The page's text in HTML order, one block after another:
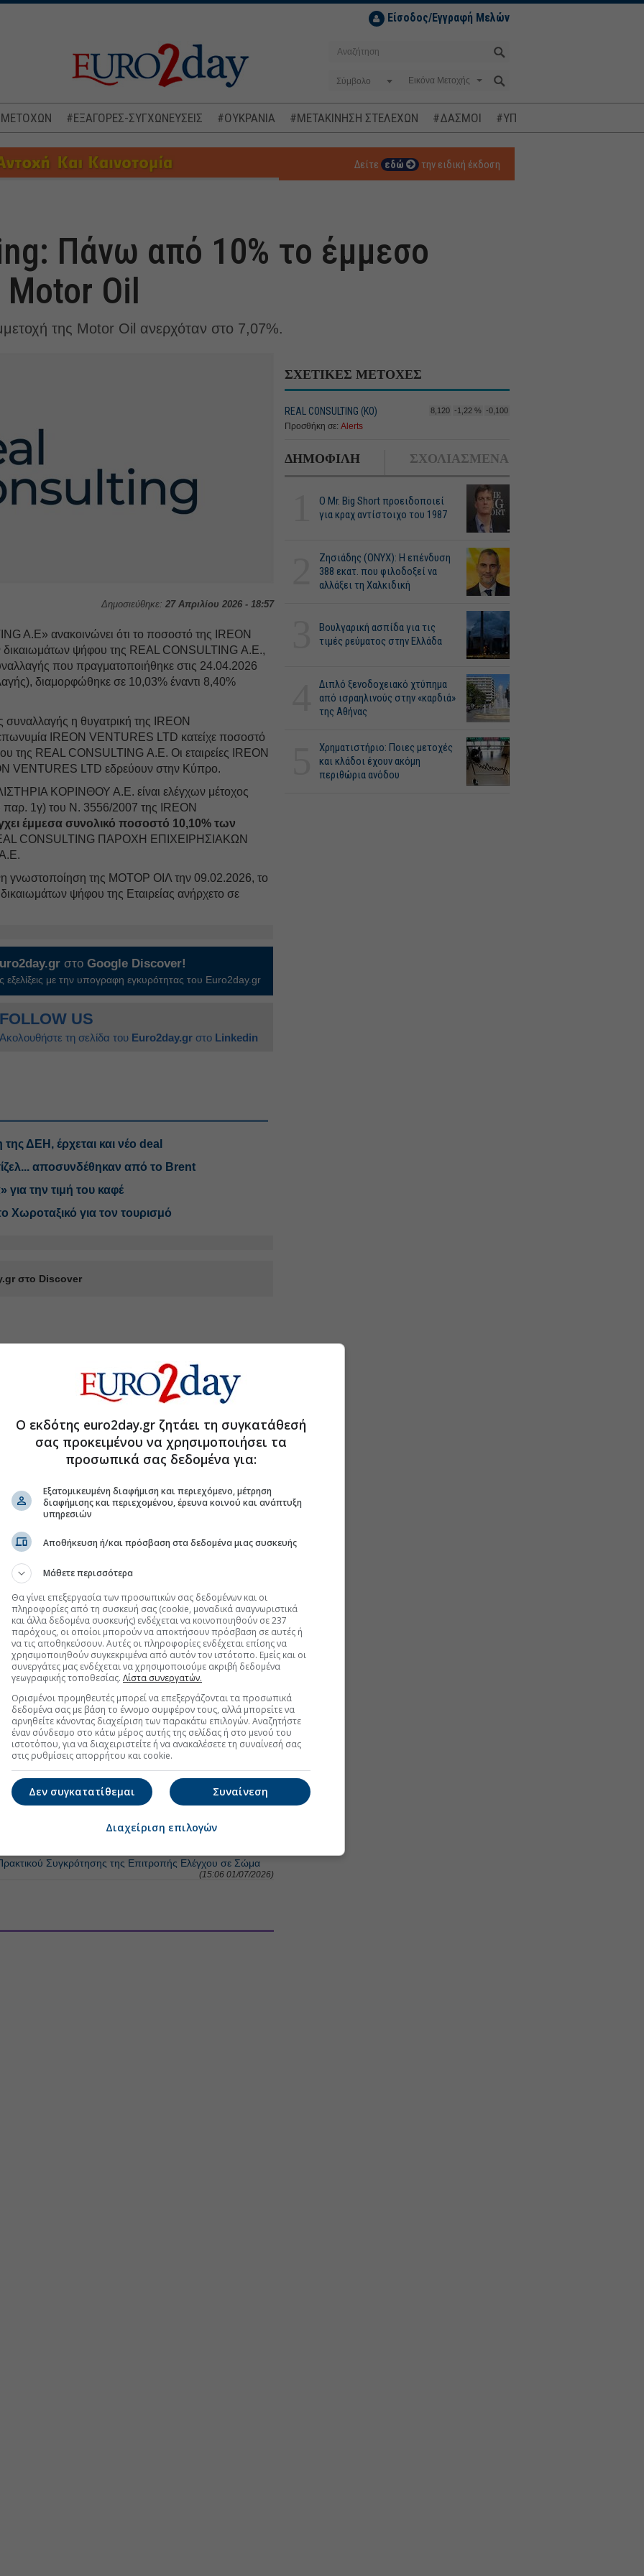
Είσοδος/Εγγραφή Μελών
Σύμβολο
ΜΕΤΟΧΩΝ #ΕΞΑΓΟΡΕΣ-ΣΥΓΧΩΝΕΥΣΕΙΣ #ΟΥΚΡΑΝΙΑ #ΜΕΤΑΚΙΝΗΣΗ ΣΤΕΛΕΧΩΝ #ΔΑΣΜΟΙ #ΥΠΟΚΛΟΠΕΣ
Δείτε εδώ την ειδική έκδοση
Πάνω από 10% το έμμεσο
Oil
της Motor Oil ανερχόταν στο 7,07%.
Δημοσιεύθηκε: 27 Απριλίου 2026 - 18:57
A.E» ανακοινώνει ότι το ποσοστό της IREON
δικαιωμάτων ψήφου της REAL CONSULTING Α.Ε.,
που πραγματοποιήθηκε στις 24.04.2026
διαμορφώθηκε σε 10,03% έναντι 8,40%
συναλλαγής η θυγατρική της IREON
IREON VENTURES LTD κατείχε ποσοστό
της REAL CONSULTING Α.Ε. Οι εταιρείες IREON
VENTURES LTD εδρεύουν στην Κύπρο.
ΚΟΡΙΝΘΟΥ Α.Ε. είναι ελέγχων μέτοχος
παρ. 1γ) του Ν. 3556/2007 της IREON
έμμεσα συνολικό ποσοστό 10,10% των
CONSULTING ΠΑΡΟΧΗ ΕΠΙΧΕΙΡΗΣΙΑΚΩΝ
γνωστοποίηση της ΜΟΤΟΡ ΟΙΛ την 09.02.2026, το
ψήφου της Εταιρείας ανήρχετο σε
στοGoogle Discover!
εξελίξεις με την υπογραφη εγκυρότητας του Euro2day.gr
FOLLOW US
Ακολουθήστε τη σελίδα του Euro2day.gr στο Linkedin
ΔΕΗ, έρχεται και νέο deal
ντίζελ... αποσυνδέθηκαν από το Brent
για την τιμή του καφέ
Χωροταξικό για τον τουρισμό
στο Discover
ΣΧΕΤΙΚΕΣ ΜΕΤΟΧΕΣ
REAL CONSULTING (ΚΟ) 8,120 -1,22 % -0,100
Προσθήκη σε: Alerts
ΔΗΜΟΦΙΛΗ ΣΧΟΛΙΑΣΜΕΝΑ
O Mr. Big Short προειδοποιεί
για κραχ αντίστοιχο του 1987
Ζησιάδης (ONYX): Η επένδυση
388 εκατ. που φιλοδοξεί να
αλλάξει τη Χαλκιδική
Βουλγαρική ασπίδα για τις
τιμές ρεύματος στην Ελλάδα
Διπλό ξενοδοχειακό χτύπημα
από ισραηλινούς στην «καρδιά»
της Αθήνας
Χρηματιστήριο: Ποιες μετοχές
και κλάδοι έχουν ακόμη
περιθώρια ανόδου
Περισσότερα για τη Μετοχή
Διοικητικό Συμβούλιο (19:41 29/06/2026)
με T-Systems, Datamed και ΕΒΙΤ (14:13 25/06/2026)
το 12,4% (13:03 19/06/2026)
Περισσότερα για
Μερίσματος (18:25 14/07/2026)
Συγκρότησης του ΔΣ σε Σώμα (15:06 01/07/2026)
Συγκρότησης της Επιτροπής Ελέγχου σε Σώμα
(15:06 01/07/2026)
Ο εκδότης euro2day.gr ζητάει τη συγκατάθεσή
σας προκειμένου να χρησιμοποιήσει τα
προσωπικά σας δεδομένα για:
Εξατομικευμένη διαφήμιση και περιεχόμενο, μέτρηση
διαφήμισης και περιεχομένου, έρευνα κοινού και ανάπτυξη
υπηρεσιών
Αποθήκευση ή/και πρόσβαση στα δεδομένα μιας συσκευής
Μάθετε περισσότερα
Θα γίνει επεξεργασία των προσωπικών σας δεδομένων και οι
πληροφορίες από τη συσκευή σας (cookie, μοναδικά αναγνωριστικά
και άλλα δεδομένα συσκευής) ενδέχεται να κοινοποιηθούν σε 237
παρόχους, οι οποίοι μπορούν να αποκτήσουν πρόσβαση σε αυτές ή
να τις αποθηκεύσουν. Αυτές οι πληροφορίες ενδέχεται επίσης να
χρησιμοποιηθούν συγκεκριμένα από αυτόν τον ιστότοπο. Εμείς και οι
συνεργάτες μας ενδέχεται να χρησιμοποιούμε ακριβή δεδομένα
γεωγραφικής τοποθεσίας. Λίστα συνεργατών.
Ορισμένοι προμηθευτές μπορεί να επεξεργάζονται τα προσωπικά
δεδομένα σας με βάση το έννομο συμφέρον τους, αλλά μπορείτε να
αρνηθείτε κάνοντας διαχείριση των παρακάτω επιλογών. Αναζητήστε
έναν σύνδεσμο στο κάτω μέρος αυτής της σελίδας ή στο μενού του
ιστοτόπου, για να διαχειριστείτε ή να ανακαλέσετε τη συναίνεσή σας
στις ρυθμίσεις απορρήτου και cookie.
Συναίνεση
Δεν συγκατατίθεμαι
Διαχείριση επιλογών